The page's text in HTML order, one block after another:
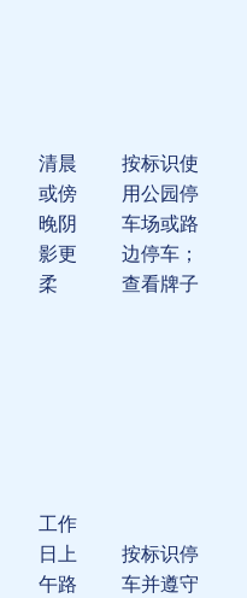
清晨
或傍
晚阴
影更
柔
按标识使
用公园停
车场或路
边停车；
查看牌子
工作
日上
午路
按标识停
车并遵守